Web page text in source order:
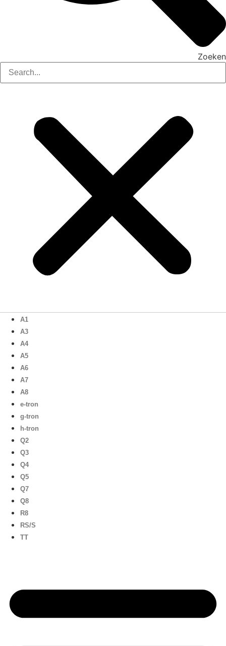
Zoeken
A1
A3
A4
A5
A6
A7
A8
e-tron
g-tron
h-tron
Q2
Q3
Q4
Q5
Q7
Q8
R8
RS/S
TT